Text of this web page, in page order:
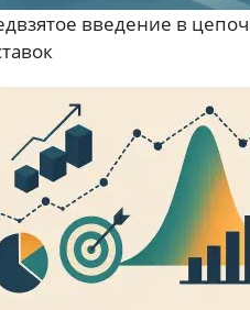
введение в